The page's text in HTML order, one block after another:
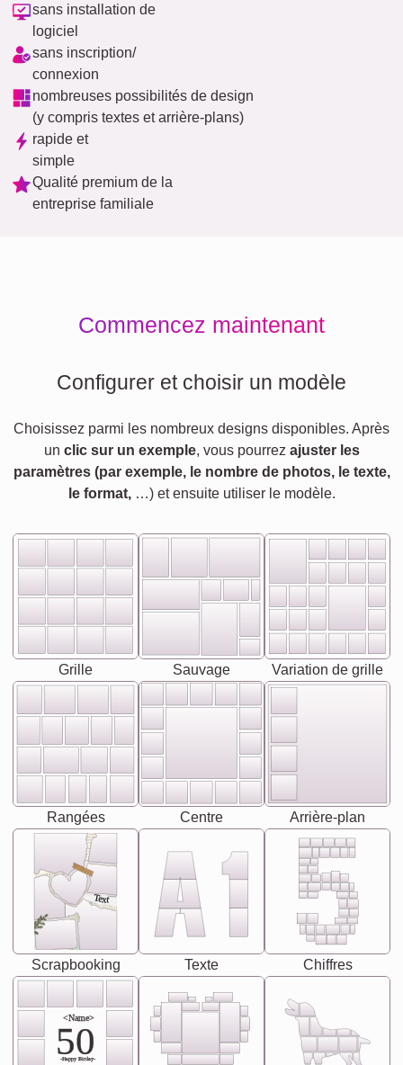
sans installation de
logiciel
sans inscription/
connexion
nombreuses possibilités de design
(y compris textes et arrière-plans)
rapide et
simple
Qualité premium de la
entreprise familiale
Commencez maintenant
Configurer et choisir un modèle
Choisissez parmi les nombreux designs disponibles. Après
un clic sur un exemple, vous pourrez ajuster les
paramètres (par exemple, le nombre de photos, le texte,
le format,…) et ensuite utiliser le modèle.
Grille Sauvage Variation de grille
Rangées Centre Arrière-plan
Text
Scrapbooking Texte Chiffres
<Name>
50
-Happy Birday-